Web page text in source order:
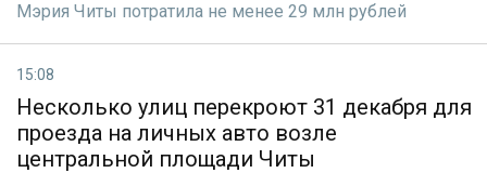
Мэрия Читы потратила не менее 29 млн рублей
15:08
Несколько улиц перекроют 31 декабря для
проезда на личных авто возле
центральной площади Читы